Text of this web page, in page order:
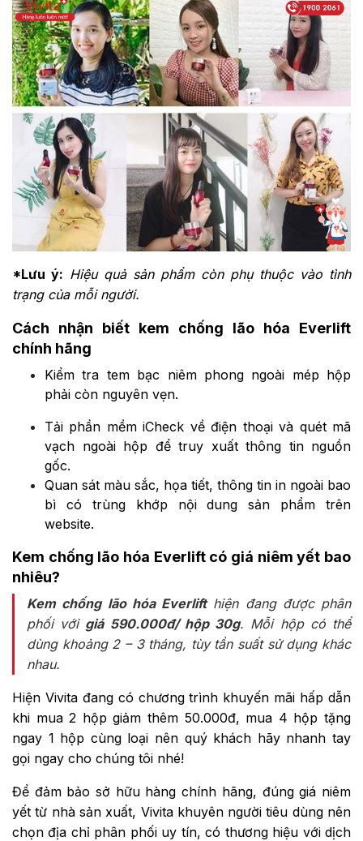
*Lưu ý: Hiệu quả sản phẩm còn phụ thuộc vào tình
trạng của mỗi người.
Cách nhận biết kem chống lão hóa Everlift
chính hãng
Kiểm tra tem bạc niêm phong ngoài mép hộp
phải còn nguyên vẹn.
Tải phần mềm iCheck về điện thoại và quét mã
vạch ngoài hộp để truy xuất thông tin nguồn
gốc.
Quan sát màu sắc, họa tiết, thông tin in ngoài bao
bì có trùng khớp nội dung sản phẩm trên
website.
Kem chống lão hóa Everlift có giá niêm yết bao
nhiêu?
Kem chống lão hóa Everlift hiện đang được phân
phối với giá 590.000đ/ hộp 30g. Mỗi hộp có thể
dùng khoảng 2 – 3 tháng, tùy tần suất sử dụng khác
nhau.
Hiện Vivita đang có chương trình khuyến mãi hấp dẫn
khi mua 2 hộp giảm thêm 50.000đ, mua 4 hộp tặng
ngay 1 hộp cùng loại nên quý khách hãy nhanh tay
gọi ngay cho chúng tôi nhé!
Để đảm bảo sở hữu hàng chính hãng, đúng giá niêm
yết từ nhà sản xuất, Vivita khuyên người tiêu dùng nên
chọn địa chỉ phân phối uy tín, có thương hiệu với dịch